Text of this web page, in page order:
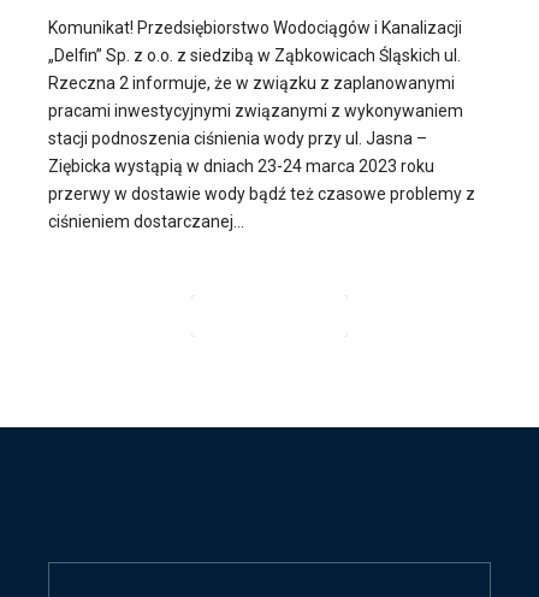
Komunikat! Przedsiębiorstwo Wodociągów i Kanalizacji
„Delfin” Sp. z o.o. z siedzibą w Ząbkowicach Śląskich ul.
Rzeczna 2 informuje, że w związku z zaplanowanymi
pracami inwestycyjnymi związanymi z wykonywaniem
stacji podnoszenia ciśnienia wody przy ul. Jasna –
Ziębicka wystąpią w dniach 23-24 marca 2023 roku
przerwy w dostawie wody bądź też czasowe problemy z
ciśnieniem dostarczanej...